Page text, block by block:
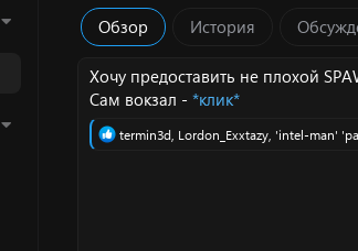
т
о
а
о
д
а
и
Обзор История
Хочу предоставить не плохой
Сам вокзал - *клик*
Р
termin3d, Lordon_Exxtazy, 'intel-man'